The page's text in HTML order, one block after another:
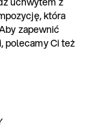
która
zapewnić
polecamy Ci też